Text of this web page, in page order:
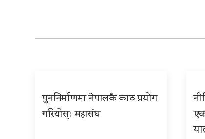
पुननिर्माणमा नेपालकै काठ प्रयोग
गरियोस्ः महासंघ